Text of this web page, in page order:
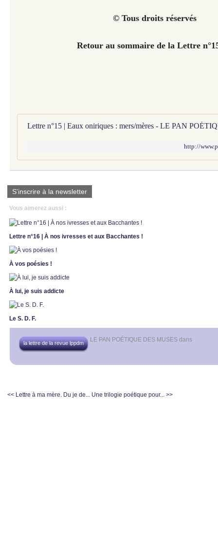
© Tous droits réservés
Retour au sommaire de la Lettre
Lettre n°15 | Eaux oniriques : mers/mères - LE PAN
http://
S'inscrire à la newsletter
Vous aimerez aussi :
Lettre n°16 | À nos ivresses et aux Bacchantes !
À vos poésies !
À lui, je suis addicte
Le S. D. F.
LE PAN POÉTIQUE DES MUSES dans
la lettre de la revue lppdm
<< Lettre à ma mère. Du je de... Une trilogie poétique pour... >>